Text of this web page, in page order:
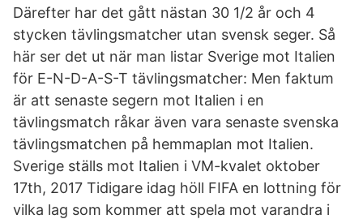
Därefter har det gått nästan 30 1/2 år och 4
stycken tävlingsmatcher utan svensk seger. Så
här ser det ut när man listar Sverige mot Italien
för E-N-D-A-S-T tävlingsmatcher: Men faktum
är att senaste segern mot Italien i en
tävlingsmatch råkar även vara senaste svenska
tävlingsmatchen på hemmaplan mot Italien.
Sverige ställs mot Italien i VM-kvalet oktober
17th, 2017 Tidigare idag höll FIFA en lottning för
vilka lag som kommer att spela mot varandra i